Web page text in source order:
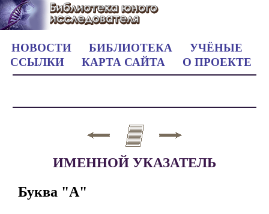
НОВОСТИ БИБЛИОТЕКА
УЧЁНЫЕ
ССЫЛКИ
КАРТА САЙТА О ПРОЕКТЕ
ИМЕННОЙ УКАЗАТЕЛЬ
Буква "А"